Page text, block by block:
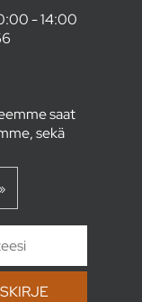
- 14:00
saat
sekä